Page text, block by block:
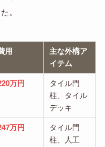
。
用
主な外構ア
イテム
万円
タイル門
柱、タイル
デッキ
万円
タイル門
柱、人工